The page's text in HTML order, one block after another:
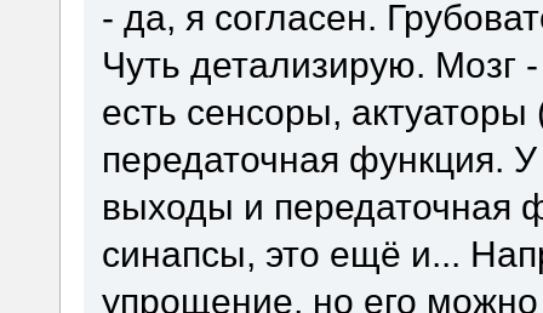
- да, я согласен.
Чуть детализирую. Мозг
есть сенсоры,
передаточная функция.
выходы и передаточная
синапсы, это ещё и...
упрощение, но его